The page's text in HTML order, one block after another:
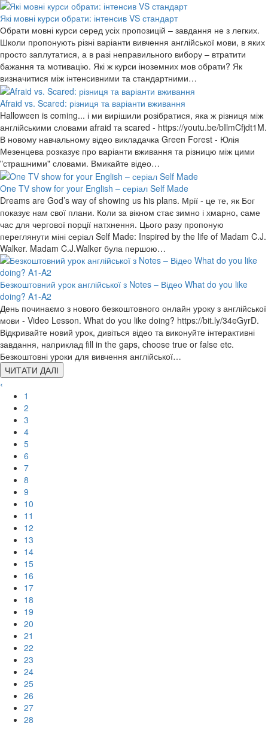
Які мовні курси обрати: інтенсив VS стандарт
Обрати мовні курси серед усіх пропозицій – завдання не з легких.
Школи пропонують різні варіанти вивчення англійської мови, в яких
просто заплутатися, а в разі неправильного вибору – втратити
бажання та мотивацію. Які ж курси іноземних мов обрати? Як
визначитися між інтенсивними та стандартними…
Afraid vs. Scared: різниця та варіанти вживання
Halloween is coming... і ми вирішили розібратися, яка ж різниця між
англійськими словами afraid та scared - https://youtu.be/bIlmCfjdt1M.
В новому навчальному відео викладачка Green Forest - Юлія
Мезенцева розказує про варіанти вживання та різницю між цими
"страшними" словами. Вмикайте відео…
One TV show for your English – серіал Self Made
Dreams are God’s way of showing us his plans. Мрії - це те, як Бог
показує нам свої плани. Коли за вікном стає зимно і хмарно, саме
час для чергової порції натхнення. Цього разу пропоную
переглянути міні серіал Self Made: Inspired by the life of Madam C.J.
Walker. Madam C.J.Walker була першою…
Безкоштовний урок англійської з Notes – Відео What do you like
doing? A1-A2
День починаємо з нового безкоштовного онлайн уроку з англійської
мови - Video Lesson. What do you like doing? https://bit.ly/34eGyrD.
Відкривайте новий урок, дивіться відео та виконуйте інтерактивні
завдання, наприклад fill in the gaps, choose true or false etc.
Безкоштовні уроки для вивчення англійської…
ЧИТАТИ ДАЛІ
‹
1
2
3
4
5
6
7
8
9
10
11
12
13
14
15
16
17
18
19
20
21
22
23
24
25
26
27
28